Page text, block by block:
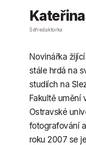
Šéfredaktorka
Novinářka
stále hrdá na
studiích na
Fakultě umění
Ostravské
fotografování
roku 2007 se